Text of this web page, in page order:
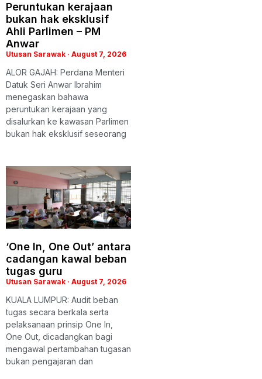
Peruntukan kerajaan
bukan hak eksklusif
Ahli Parlimen – PM
Anwar
Utusan Sarawak August 7, 2026
ALOR GAJAH: Perdana Menteri
Datuk Seri Anwar Ibrahim
menegaskan bahawa
peruntukan kerajaan yang
disalurkan ke kawasan Parlimen
bukan hak eksklusif seseorang
‘One In, One Out’ antara
cadangan kawal beban
tugas guru
Utusan Sarawak August 7, 2026
KUALA LUMPUR: Audit beban
tugas secara berkala serta
pelaksanaan prinsip One In,
One Out, dicadangkan bagi
mengawal pertambahan tugasan
bukan pengajaran dan